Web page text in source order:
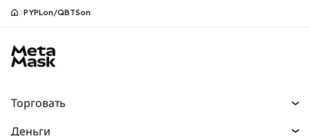
PYPLon/QBTSon
Торговать
Деньги